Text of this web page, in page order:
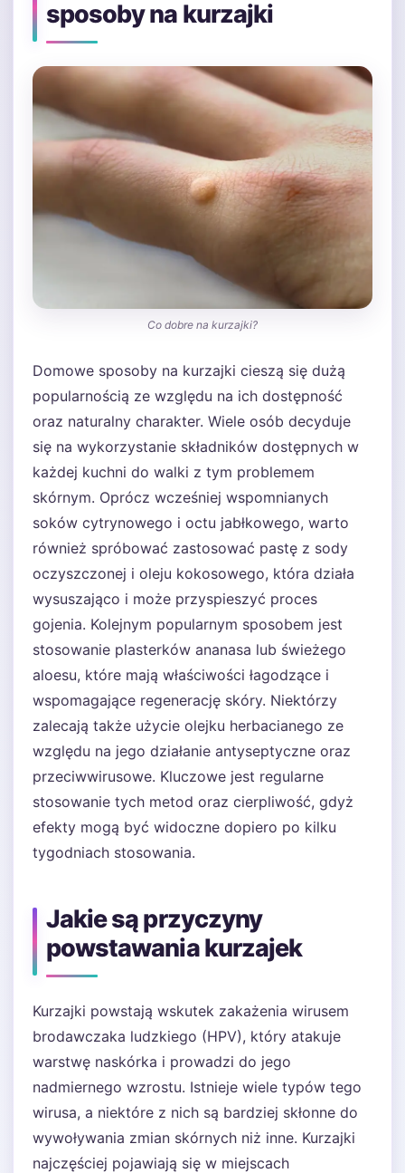
sposoby na kurzajki
Co dobre na kurzajki?
Domowe sposoby na kurzajki cieszą się dużą
popularnością ze względu na ich dostępność
oraz naturalny charakter. Wiele osób decyduje
się na wykorzystanie składników dostępnych w
każdej kuchni do walki z tym problemem
skórnym. Oprócz wcześniej wspomnianych
soków cytrynowego i octu jabłkowego, warto
również spróbować zastosować pastę z sody
oczyszczonej i oleju kokosowego, która działa
wysuszająco i może przyspieszyć proces
gojenia. Kolejnym popularnym sposobem jest
stosowanie plasterków ananasa lub świeżego
aloesu, które mają właściwości łagodzące i
wspomagające regenerację skóry. Niektórzy
zalecają także użycie olejku herbacianego ze
względu na jego działanie antyseptyczne oraz
przeciwwirusowe. Kluczowe jest regularne
stosowanie tych metod oraz cierpliwość, gdyż
efekty mogą być widoczne dopiero po kilku
tygodniach stosowania.
Jakie są przyczyny
powstawania kurzajek
Kurzajki powstają wskutek zakażenia wirusem
brodawczaka ludzkiego (HPV), który atakuje
warstwę naskórka i prowadzi do jego
nadmiernego wzrostu. Istnieje wiele typów tego
wirusa, a niektóre z nich są bardziej skłonne do
wywoływania zmian skórnych niż inne. Kurzajki
najczęściej pojawiają się w miejscach